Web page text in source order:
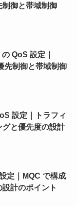
御と帯域制御
QoS 設定｜
先制御と帯域制御
設定｜トラフィ
グと優先度の設計
定｜MQC で構成
計のポイント